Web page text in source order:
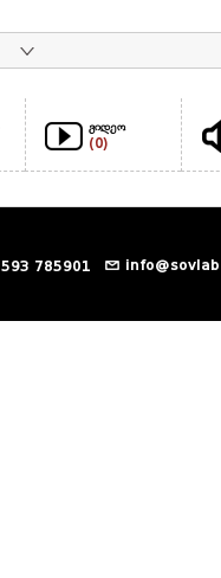
ვიდეო
(0)
593 785901